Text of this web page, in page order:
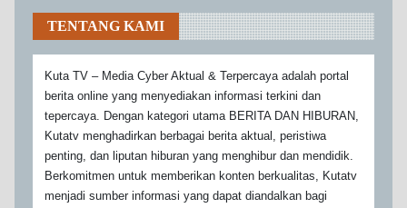
TENTANG KAMI
Kuta TV – Media Cyber Aktual & Terpercaya adalah portal
berita online yang menyediakan informasi terkini dan
tepercaya. Dengan kategori utama BERITA DAN HIBURAN,
Kutatv menghadirkan berbagai berita aktual, peristiwa
penting, dan liputan hiburan yang menghibur dan mendidik.
Berkomitmen untuk memberikan konten berkualitas, Kutatv
menjadi sumber informasi yang dapat diandalkan bagi